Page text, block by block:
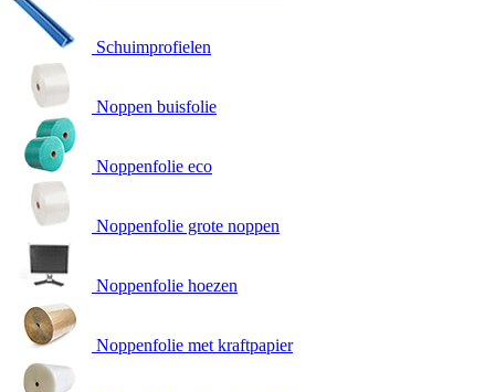
Schuimprofielen
Noppen buisfolie
Noppenfolie eco
Noppenfolie grote noppen
Noppenfolie hoezen
Noppenfolie met kraftpapier